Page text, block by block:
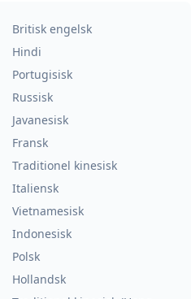
Britisk engelsk
Hindi
Portugisisk
Russisk
Javanesisk
Fransk
Traditionel kinesisk
Italiensk
Vietnamesisk
Indonesisk
Polsk
Hollandsk